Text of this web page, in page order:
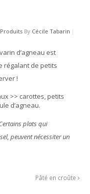
Produits By Cécile Tabarin |
d’agneau est
régalant de petits
!
>> carottes, petits
d’agneau.
plats qui
peuvent nécessiter un
Pâté en croûte